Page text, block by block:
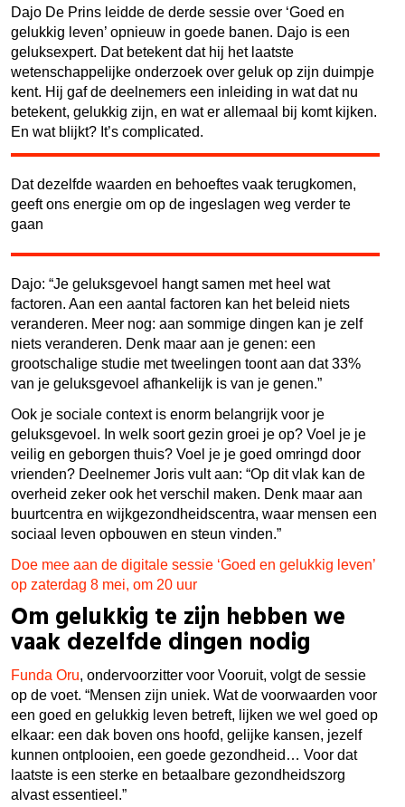
Dajo De Prins leidde de derde sessie over ‘Goed en
gelukkig leven’ opnieuw in goede banen. Dajo is een
geluksexpert. Dat betekent dat hij het laatste
wetenschappelijke onderzoek over geluk op zijn duimpje
kent. Hij gaf de deelnemers een inleiding in wat dat nu
betekent, gelukkig zijn, en wat er allemaal bij komt kijken.
En wat blijkt? It’s complicated.
Dat dezelfde waarden en behoeftes vaak terugkomen,
geeft ons energie om op de ingeslagen weg verder te
gaan
Dajo: “Je geluksgevoel hangt samen met heel wat
factoren. Aan een aantal factoren kan het beleid niets
veranderen. Meer nog: aan sommige dingen kan je zelf
niets veranderen. Denk maar aan je genen: een
grootschalige studie met tweelingen toont aan dat 33%
van je geluksgevoel afhankelijk is van je genen.”
Ook je sociale context is enorm belangrijk voor je
geluksgevoel. In welk soort gezin groei je op? Voel je je
veilig en geborgen thuis? Voel je je goed omringd door
vrienden? Deelnemer Joris vult aan: “Op dit vlak kan de
overheid zeker ook het verschil maken. Denk maar aan
buurtcentra en wijkgezondheidscentra, waar mensen een
sociaal leven opbouwen en steun vinden.”
Doe mee aan de digitale sessie ‘Goed en gelukkig leven’
op zaterdag 8 mei, om 20 uur
Om gelukkig te zijn hebben we
vaak dezelfde dingen nodig
Funda Oru, ondervoorzitter voor Vooruit, volgt de sessie
op de voet. “Mensen zijn uniek. Wat de voorwaarden voor
een goed en gelukkig leven betreft, lijken we wel goed op
elkaar: een dak boven ons hoofd, gelijke kansen, jezelf
kunnen ontplooien, een goede gezondheid… Voor dat
laatste is een sterke en betaalbare gezondheidszorg
alvast essentieel.”